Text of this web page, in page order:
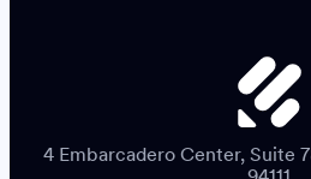
4 Embarcadero Center, Suite